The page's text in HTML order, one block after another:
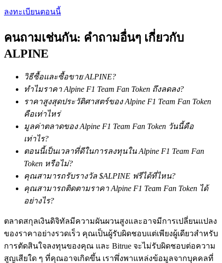
เงินกู้
บริการยืมเงินที่ได้รับการสนับสนุนจาก Crypto
ลงทุนอัตโนมัติ
คว้าผลกำไรระยะยาวและผลประโยชน์ที่ยืดหยุ่น
เรียนรู้ Staking
ลงทะเบียนตอนนี้
คนถามเช่นกัน: คำถามอื่นๆ เกี่ยวกับ
ALPINE
วิธีซื้อและซื้อขาย ALPINE?
ทำไมราคา Alpine F1 Team Fan Token ถึงลดลง?
ราคาสูงสุดประวัติศาสตร์ของ Alpine F1 Team Fan Token
คือเท่าไหร่
มูลค่าตลาดของ Alpine F1 Team Fan Token วันนี้คือ
เท่าไร?
ตอนนี้เป็นเวลาที่ดีในการลงทุนใน Alpine F1 Team Fan
Token หรือไม่?
คุณสามารถรับรางวัล $ALPINE ฟรีได้ที่ไหน?
คุณสามารถติดตามราคา Alpine F1 Team Fan Token ได้
อย่างไร?
ตลาดสกุลเงินดิจิทัลมีความผันผวนสูงและอาจมีการเปลี่ยนแปลง
ของราคาอย่างรวดเร็ว คุณเป็นผู้รับผิดชอบแต่เพียงผู้เดียวสำหรับ
การตัดสินใจลงทุนของคุณ และ Bitrue จะไม่รับผิดชอบต่อความ
สูญเสียใด ๆ ที่คุณอาจเกิดขึ้น เราพึ่งพาแหล่งข้อมูลจากบุคคลที่